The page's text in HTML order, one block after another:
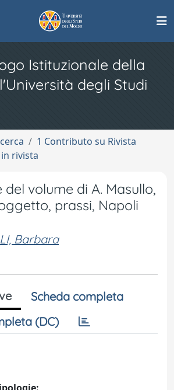
Istituzionale della
degli Studi
1 Contributo su Rivista
rivista
del volume di A. Masullo,
prassi, Napoli
Barbara
Scheda completa
(DC)